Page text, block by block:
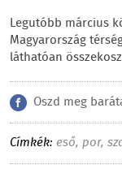
Legutóbb március
Magyarország
láthatóan
Oszd meg
Címkék: eső, por,